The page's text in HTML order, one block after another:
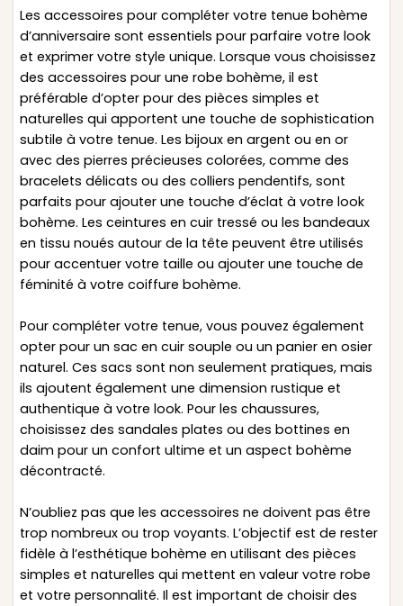
Les accessoires pour compléter votre tenue bohème
d’anniversaire sont essentiels pour parfaire votre look
et exprimer votre style unique. Lorsque vous choisissez
des accessoires pour une robe bohème, il est
préférable d’opter pour des pièces simples et
naturelles qui apportent une touche de sophistication
subtile à votre tenue. Les bijoux en argent ou en or
avec des pierres précieuses colorées, comme des
bracelets délicats ou des colliers pendentifs, sont
parfaits pour ajouter une touche d’éclat à votre look
bohème. Les ceintures en cuir tressé ou les bandeaux
en tissu noués autour de la tête peuvent être utilisés
pour accentuer votre taille ou ajouter une touche de
féminité à votre coiffure bohème.
Pour compléter votre tenue, vous pouvez également
opter pour un sac en cuir souple ou un panier en osier
naturel. Ces sacs sont non seulement pratiques, mais
ils ajoutent également une dimension rustique et
authentique à votre look. Pour les chaussures,
choisissez des sandales plates ou des bottines en
daim pour un confort ultime et un aspect bohème
décontracté.
N’oubliez pas que les accessoires ne doivent pas être
trop nombreux ou trop voyants. L’objectif est de rester
fidèle à l’esthétique bohème en utilisant des pièces
simples et naturelles qui mettent en valeur votre robe
et votre personnalité. Il est important de choisir des